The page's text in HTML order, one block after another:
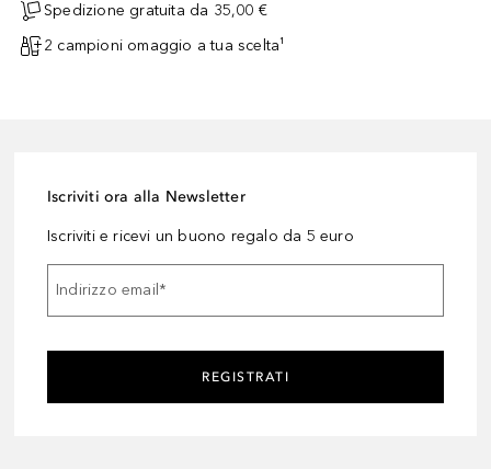
Spedizione gratuita da 35,00 €
2 campioni omaggio a tua scelta¹
Iscriviti ora alla Newsletter
Iscriviti e ricevi un buono regalo da 5 euro
Indirizzo email*
REGISTRATI